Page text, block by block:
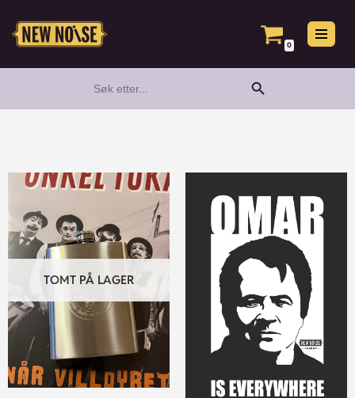
Hopp
0
for:
Search Button
TOMT PÅ LAGER